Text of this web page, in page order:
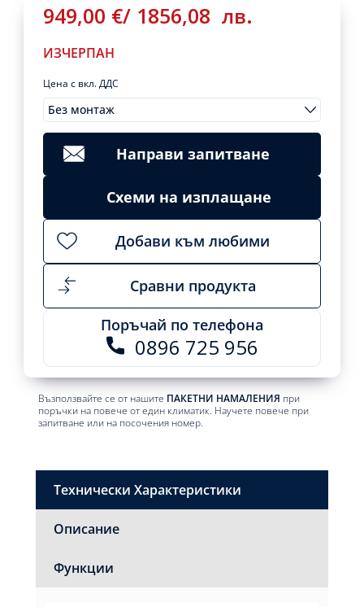
949,00 €/ 1856,08 лв.
ИЗЧЕРПАН
Цена с вкл. ДДС
Без монтаж
МонтажиClear
949,00€/
1856,08
ИЗЧЕРПАН
Add
cart
Направи запитване
Схеми на изплащане
Добави към любими
Сравни продукта
Поръчай по телефона
0896 725 956
Възползвайте се от нашите ПАКЕТНИ НАМАЛЕНИЯ при
поръчки на повече от един климатик. Научете повече при
запитване или на посочения номер.
Технически Характеристики
Описание
Функции